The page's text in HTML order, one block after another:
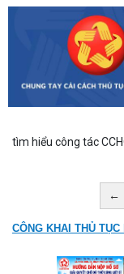
tìm hiểu công tác
←
CÔNG KHAI THỦ TỤC